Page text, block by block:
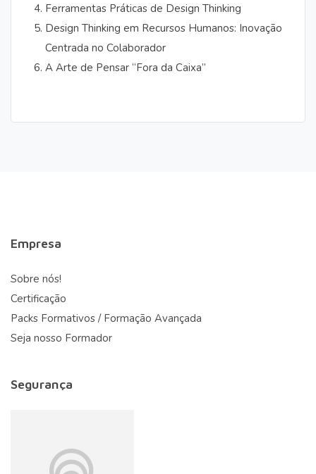
Ferramentas Práticas de Design Thinking
Design Thinking em Recursos Humanos: Inovação
Centrada no Colaborador
A Arte de Pensar “Fora da Caixa”
Empresa
Sobre nós!
Certificação
Packs Formativos / Formação Avançada
Seja nosso Formador
Segurança